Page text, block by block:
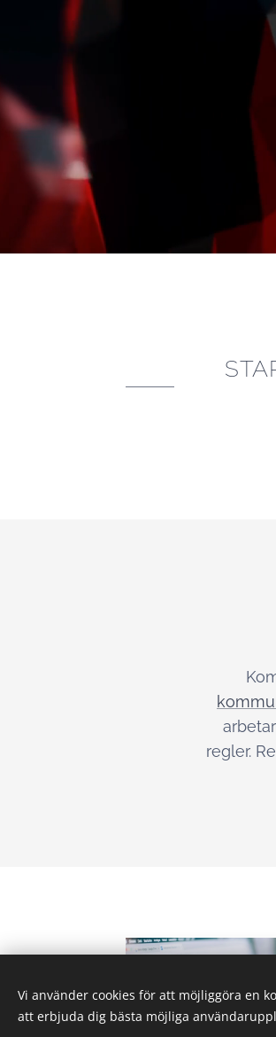
regler.
Vi använder cookies för att möjliggöra en
att erbjuda dig bästa möjliga